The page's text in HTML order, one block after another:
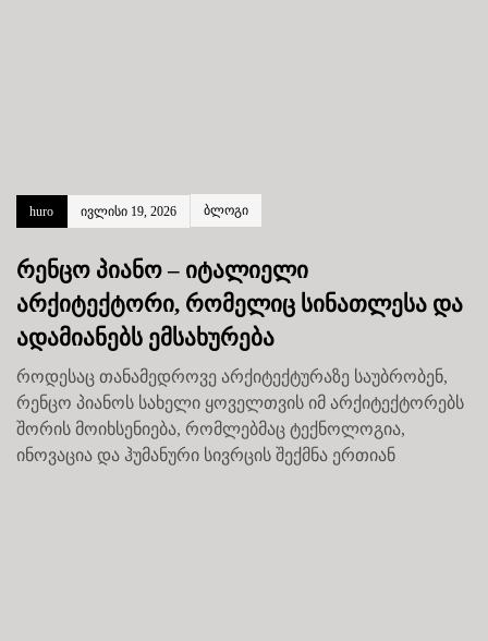
huro ივლისი 19, 2026 ბლოგი
რენცო პიანო – იტალიელი
არქიტექტორი, რომელიც სინათლესა და
ადამიანებს ემსახურება
როდესაც თანამედროვე არქიტექტურაზე საუბრობენ,
რენცო პიანოს სახელი ყოველთვის იმ არქიტექტორებს
შორის მოიხსენიება, რომლებმაც ტექნოლოგია,
ინოვაცია და ჰუმანური სივრცის შექმნა ერთიან